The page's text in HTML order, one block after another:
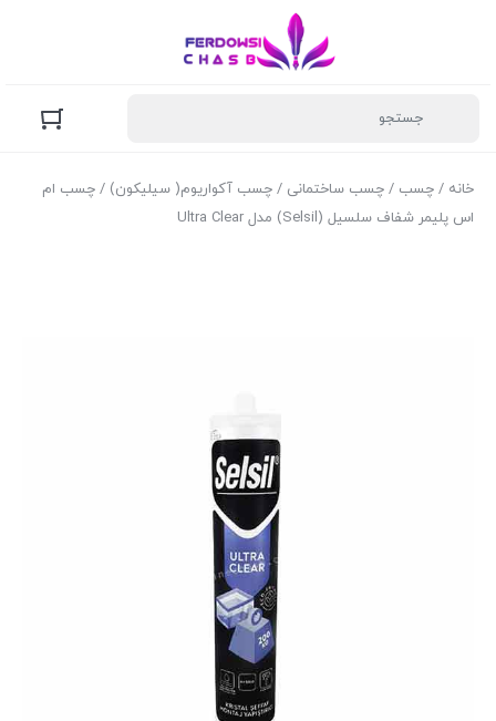
خانه / چسب / چسب ساختمانی / چسب آکواریوم( سیلیکون) / چسب ام
اس پلیمر شفاف سلسیل (Selsil) مدل Ultra Clear